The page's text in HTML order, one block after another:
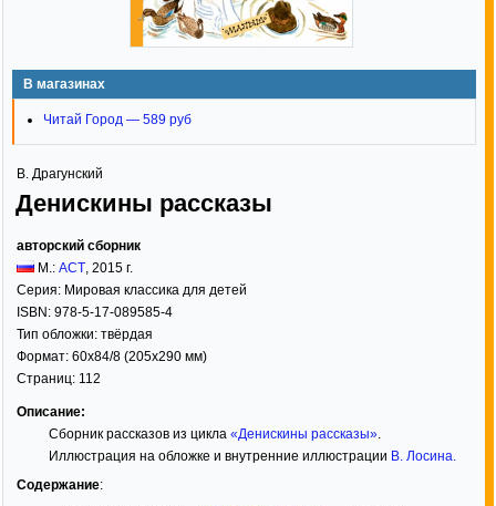
В магазинах
Читай Город — 589 руб
В. Драгунский
Денискины рассказы
авторский сборник
М.: АСТ 2015 г.
Серия: Мировая классика для детей
ISBN: 978-5-17-089585-4
Тип обложки: твёрдая
Формат: 60x84/8 (205x290 мм)
Страниц: 112
Описание:
Сборник рассказов из цикла «Денискины рассказы».
Иллюстрация на обложке и внутренние иллюстрации В. Лосина
Содержание: